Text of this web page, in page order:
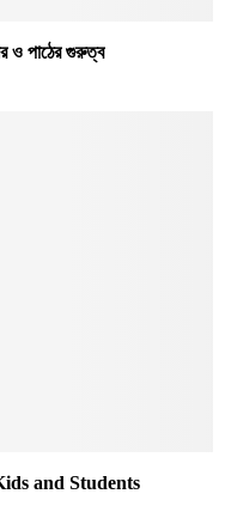
ও পাঠের গুরুত্ব
and Students